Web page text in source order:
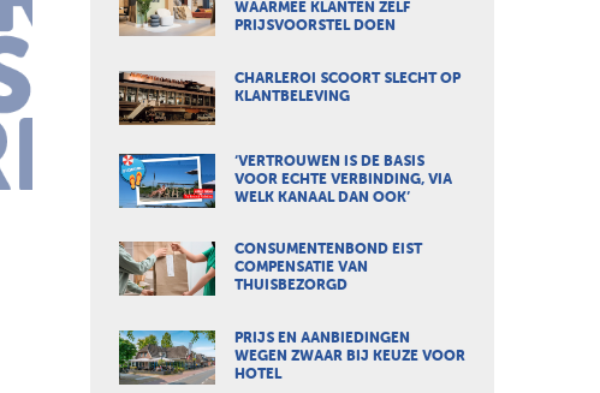
WAARMEE KLANTEN ZELF
PRIJSVOORSTEL DOEN
CHARLEROI SCOORT SLECHT OP
KLANTBELEVING
‘VERTROUWEN IS DE BASIS
VOOR ECHTE VERBINDING, VIA
WELK KANAAL DAN OOK’
CONSUMENTENBOND EIST
COMPENSATIE VAN
THUISBEZORGD
PRIJS EN AANBIEDINGEN
WEGEN ZWAAR BIJ KEUZE VOOR
HOTEL